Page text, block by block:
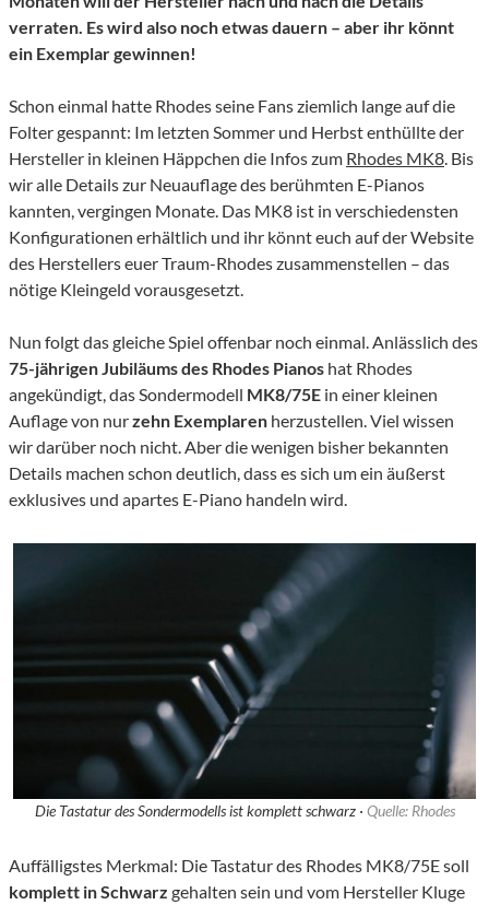
verraten. Es wird also noch etwas dauern – aber ihr könnt
ein Exemplar gewinnen!
Schon einmal hatte Rhodes seine Fans ziemlich lange auf die
Folter gespannt: Im letzten Sommer und Herbst enthüllte der
Hersteller in kleinen Häppchen die Infos zum Rhodes MK8. Bis
wir alle Details zur Neuauflage des berühmten E-Pianos
kannten, vergingen Monate. Das MK8 ist in verschiedensten
Konfigurationen erhältlich und ihr könnt euch auf der Website
des Herstellers euer Traum-Rhodes zusammenstellen – das
nötige Kleingeld vorausgesetzt.
Nun folgt das gleiche Spiel offenbar noch einmal. Anlässlich des
75-jährigen Jubiläums des Rhodes Pianos hat Rhodes
angekündigt, das Sondermodell MK8/75E in einer kleinen
Auflage von nurzehn Exemplaren herzustellen. Viel wissen
wir darüber noch nicht. Aber die wenigen bisher bekannten
Details machen schon deutlich, dass es sich um ein äußerst
exklusives und apartes E-Piano handeln wird.
Die Tastatur des Sondermodells ist komplett schwarz · Quelle: Rhodes
Auffälligstes Merkmal: Die Tastatur des Rhodes MK8/75E soll
komplett in Schwarz gehalten sein und vom Hersteller Kluge